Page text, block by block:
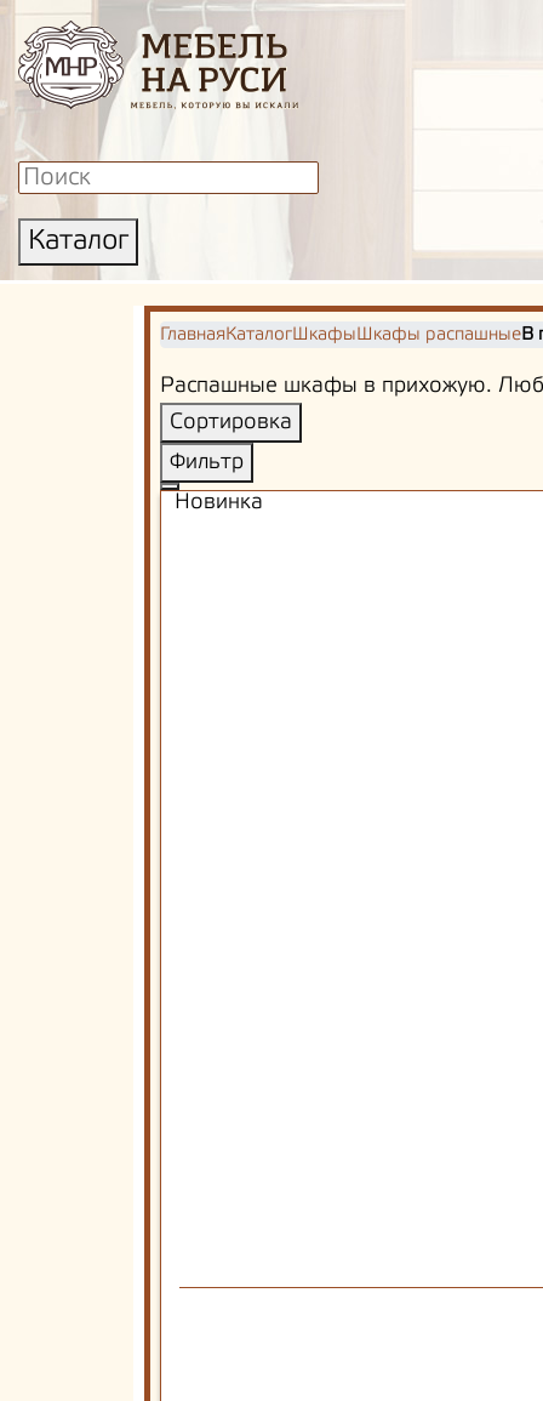
Каталог
ГлавнаяКаталогШкафыШкафы распашныеВ
Распашные шкафы в прихожую.
Сортировка
Фильтр
Новинка